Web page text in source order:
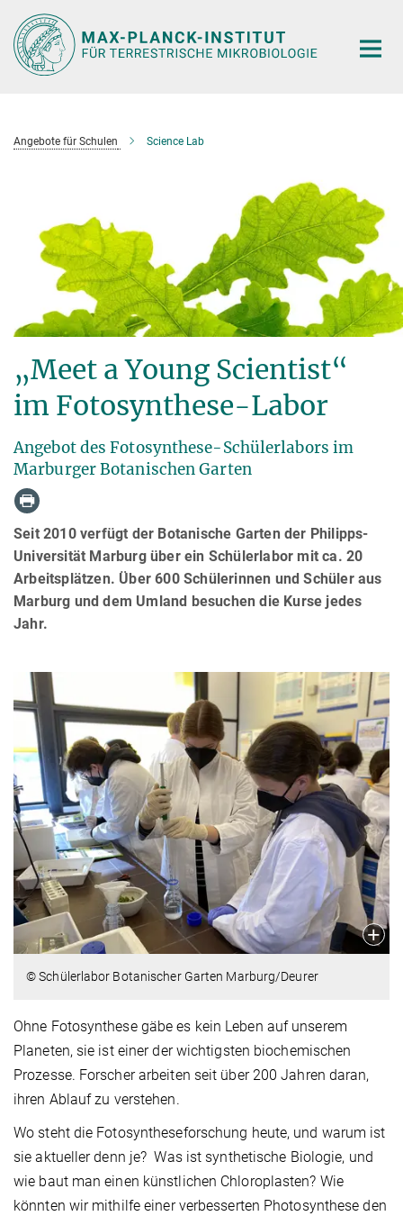
Hauptinhalt
Angebote für Schulen Science Lab
„Meet a Young Scientist“
im Fotosynthese-Labor
Angebot des Fotosynthese-Schülerlabors im
Marburger Botanischen Garten
Seit 2010 verfügt der Botanische Garten der Philipps-
Universität Marburg über ein Schülerlabor mit ca. 20
Arbeitsplätzen. Über 600 Schülerinnen und Schüler aus
Marburg und dem Umland besuchen die Kurse jedes
Jahr.
© Schülerlabor Botanischer Garten Marburg/Deurer
Ohne Fotosynthese gäbe es kein Leben auf unserem
Planeten, sie ist einer der wichtigsten biochemischen
Prozesse. Forscher arbeiten seit über 200 Jahren daran,
ihren Ablauf zu verstehen.
Wo steht die Fotosyntheseforschung heute, und warum ist
sie aktueller denn je? Was ist synthetische Biologie, und
wie baut man einen künstlichen Chloroplasten? Wie
könnten wir mithilfe einer verbesserten Photosynthese den